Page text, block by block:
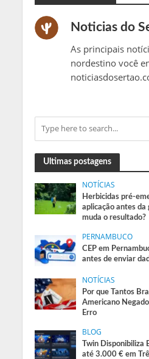
Noticias do
As principais
nordestino você
Ultimas postagens
NOTÍCIAS
Herbicidas pré-
aplicação antes da
muda o resultado?
PERNAMBUCO
CEP em
antes de enviar
NOTÍCIAS
Por que Tantos
Americano
Erro
BLOG
Twin Disponibiliza
até 3.000 € em